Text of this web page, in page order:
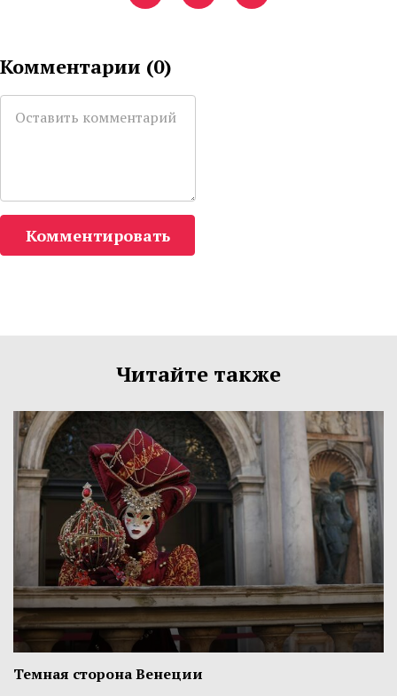
Комментарии (0)
Комментировать
Читайте также
Темная сторона Венеции